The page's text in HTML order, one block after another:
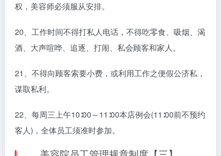
权，美容师必须服从安排。
20、工作时间不得打私人电话，不得吃零食、吸烟、渴
酒、大声喧哗、追逐、打闹、私会顾客和家人。
21、不得向顾客索要小费，或利用工作之便假公济私，
谋取私利。
22、每周三上午10∶00～11∶00本店例会(11∶00前不预约
客人)，全体员工须准时参加。